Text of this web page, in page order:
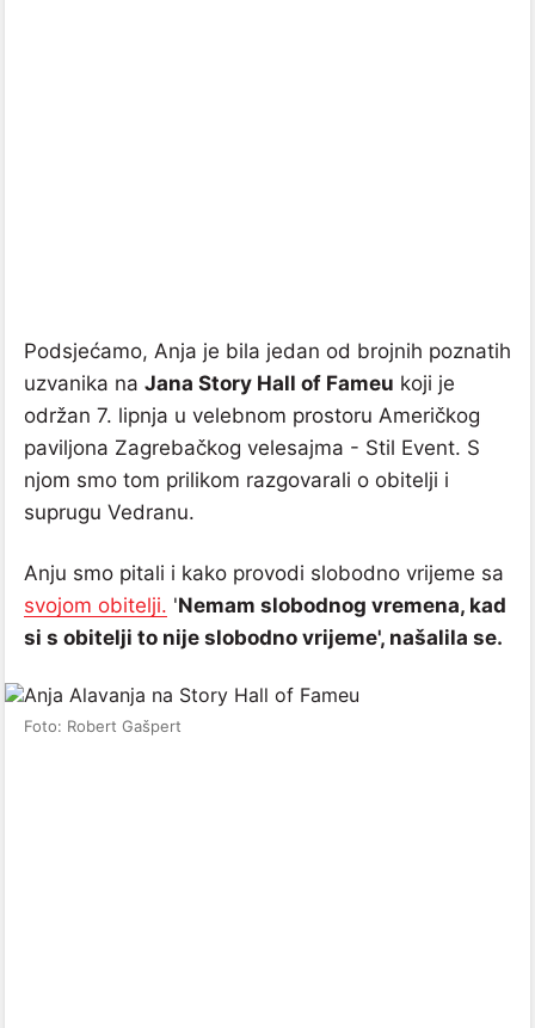
Podsjećamo, Anja je bila jedan od brojnih poznatih
uzvanika na Jana Story Hall of Fameu koji je
održan 7. lipnja u velebnom prostoru Američkog
paviljona Zagrebačkog velesajma - Stil Event. S
njom smo tom prilikom razgovarali o obitelji i
suprugu Vedranu.
Anju smo pitali i kako provodi slobodno vrijeme sa
svojom obitelji. 'Nemam slobodnog vremena, kad
si s obitelji to nije slobodno vrijeme', našalila se.
Foto: Robert Gašpert